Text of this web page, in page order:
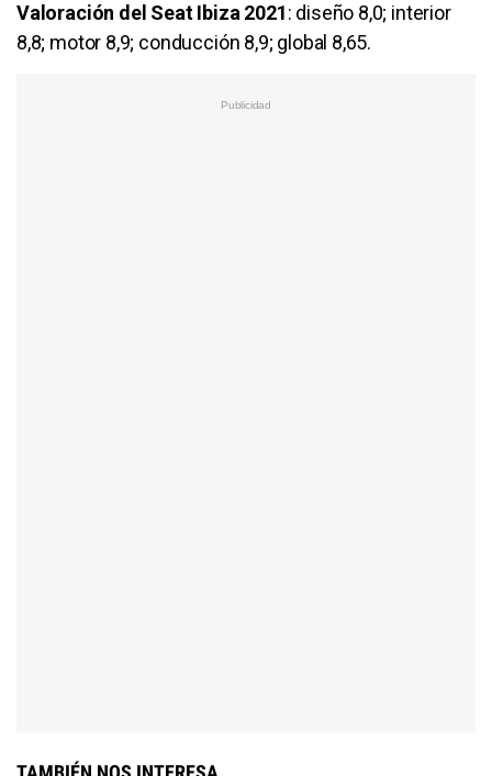
​Valoración del Seat Ibiza 2021: diseño 8,0; interior
8,8; motor 8,9; conducción 8,9; global 8,65.